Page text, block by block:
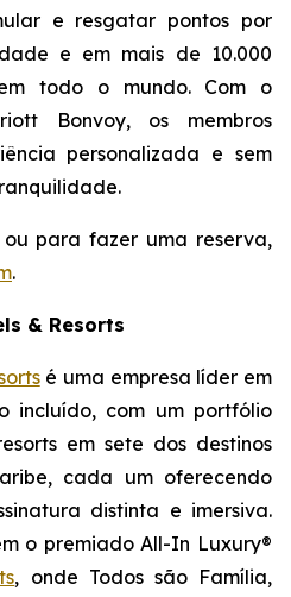
e resgatar pontos por
e em mais de 10.000
todo o mundo. Com o
Bonvoy, os membros
personalizada e sem
ou para fazer uma reserva,
.
& Resorts
é uma empresa líder em
incluído, com um portfólio
em sete dos destinos
cada um oferecendo
distinta e imersiva.
o premiado All-In Luxury®
, onde Todos são Família,